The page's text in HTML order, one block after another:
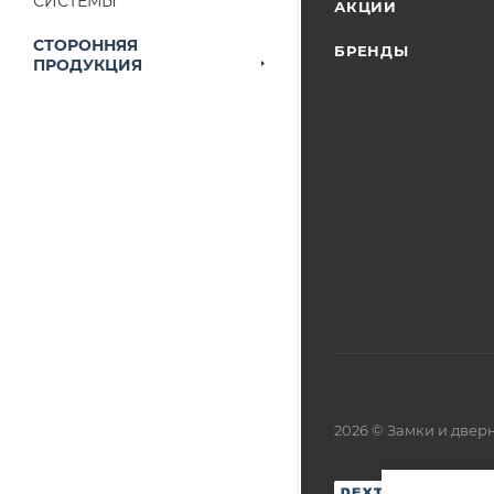
СТОРОННЯЯ
ПРОДУКЦИЯ
выставленного
АКЦИИ
БРЕНДЫ
2026 © Замки и